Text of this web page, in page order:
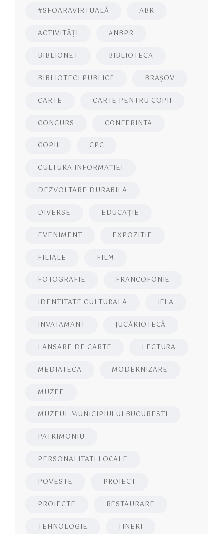
#SFOARAVIRTUALĂ ABR
ACTIVITĂŢI ANBPR
BIBLIONET BIBLIOTECA
BIBLIOTECI PUBLICE BRAŞOV
CARTE CARTE PENTRU COPII
CONCURS CONFERINTA
COPII CPC
CULTURA INFORMAŢIEI
DEZVOLTARE DURABILA
DIVERSE EDUCAŢIE
EVENIMENT EXPOZITIE
FILIALE FILM
FOTOGRAFIE FRANCOFONIE
IDENTITATE CULTURALA IFLA
INVATAMANT JUCĂRIOTECĂ
LANSARE DE CARTE LECTURA
MEDIATECA MODERNIZARE
MUZEE
MUZEUL MUNICIPIULUI BUCURESTI
PATRIMONIU
PERSONALITATI LOCALE
POVESTE PROIECT
PROIECTE RESTAURARE
TEHNOLOGIE TINERI